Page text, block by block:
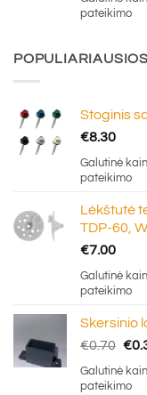
pateikimo
Stoginis
€8.30
Galutinė
pateikimo
Lėkštutė
TDP-60,
€7.00
Galutinė
pateikimo
Skersinio
€0.70
price
was:
€
Galutinė
pateikimo